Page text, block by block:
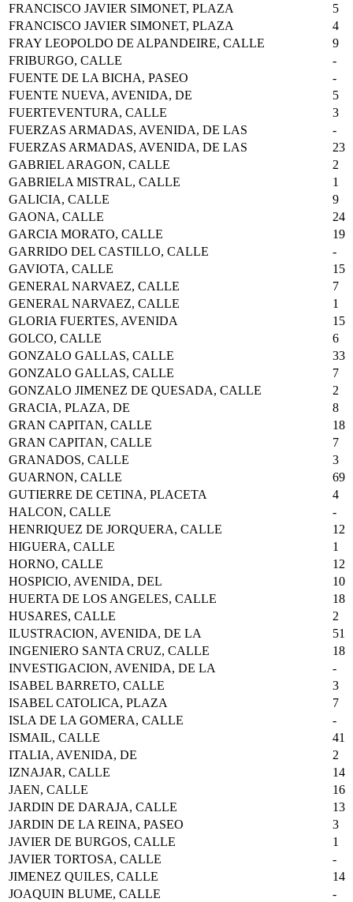
FRANCISCO JAVIER SIMONET, PLAZA
5
FRANCISCO JAVIER SIMONET, PLAZA
4
FRAY LEOPOLDO DE ALPANDEIRE, CALLE
9
FRIBURGO, CALLE
-
FUENTE DE LA BICHA, PASEO
-
FUENTE NUEVA, AVENIDA, DE
5
FUERTEVENTURA, CALLE
3
FUERZAS ARMADAS, AVENIDA, DE LAS
-
FUERZAS ARMADAS, AVENIDA, DE LAS
23
GABRIEL ARAGON, CALLE
2
GABRIELA MISTRAL, CALLE
1
GALICIA, CALLE
9
GAONA, CALLE
24
GARCIA MORATO, CALLE
19
GARRIDO DEL CASTILLO, CALLE
-
GAVIOTA, CALLE
15
GENERAL NARVAEZ, CALLE
7
GENERAL NARVAEZ, CALLE
1
GLORIA FUERTES, AVENIDA
15
GOLCO, CALLE
6
GONZALO GALLAS, CALLE
33
GONZALO GALLAS, CALLE
7
GONZALO JIMENEZ DE QUESADA, CALLE
2
GRACIA, PLAZA, DE
8
GRAN CAPITAN, CALLE
18
GRAN CAPITAN, CALLE
7
GRANADOS, CALLE
3
GUARNON, CALLE
69
GUTIERRE DE CETINA, PLACETA
4
HALCON, CALLE
-
HENRIQUEZ DE JORQUERA, CALLE
12
HIGUERA, CALLE
1
HORNO, CALLE
12
HOSPICIO, AVENIDA, DEL
10
HUERTA DE LOS ANGELES, CALLE
18
HUSARES, CALLE
2
ILUSTRACION, AVENIDA, DE LA
51
INGENIERO SANTA CRUZ, CALLE
18
INVESTIGACION, AVENIDA, DE LA
-
ISABEL BARRETO, CALLE
3
ISABEL CATOLICA, PLAZA
7
ISLA DE LA GOMERA, CALLE
-
ISMAIL, CALLE
41
ITALIA, AVENIDA, DE
2
IZNAJAR, CALLE
14
JAEN, CALLE
16
JARDIN DE DARAJA, CALLE
13
JARDIN DE LA REINA, PASEO
3
JAVIER DE BURGOS, CALLE
1
JAVIER TORTOSA, CALLE
-
JIMENEZ QUILES, CALLE
14
JOAQUIN BLUME, CALLE
-